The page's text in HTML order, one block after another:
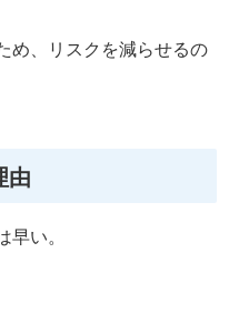
め、リスクを減らせるの
由
い。